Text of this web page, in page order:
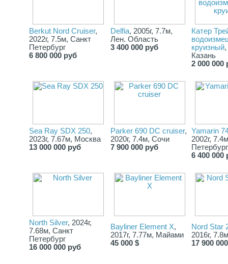
Berkut Nord Cruiser,
2022г, 7.5м, Санкт
Петербург
6 800 000 руб
Delfia, 2005г, 7.7м,
Лен. Область
3 400 000 руб
Катер
круизный,
Казань
2 000 000
Sea Ray SDX 250,
2023г, 7.67м, Москва
13 000 000 руб
Parker 690 DC cruiser,
2020г, 7.4м, Сочи
7 900 000 руб
Yamarin
2002г,
Петербург
6 400 000
North Silver, 2024г,
7.68м, Санкт
Петербург
16 000 000 руб
Bayliner Element X,
2017г, 7.77м, Майами
45 000 $
Nord Star
2016г,
17 900